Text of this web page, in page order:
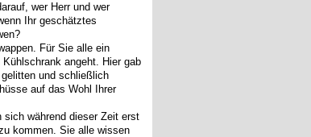
wer Herr und wer
Ihr geschätztes
Für Sie alle ein
angeht. Hier gab
und schließlich
auf das Wohl Ihrer
sich während dieser Zeit erst
kommen. Sie alle wissen